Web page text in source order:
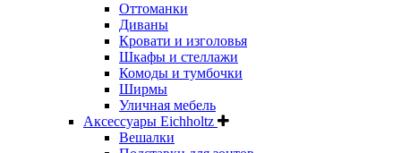
Оттоманки
Диваны
Кровати и изголовья
Шкафы и стеллажи
Комоды и тумбочки
Ширмы
Уличная мебель
Аксессуары Eichholtz
Вешалки